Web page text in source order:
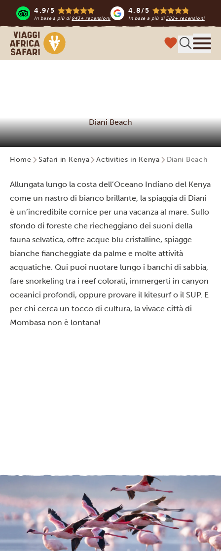
4.9/5
In base a più di 943+ recensioni
4.8/5
In base a più di582+ recensioni
Viaggi Africa Safari
Diani Beach
Home Safari in Kenya Activities in Kenya Diani Beach
Allungata lungo la costa dell’Oceano Indiano del Kenya
come un nastro di bianco brillante, la spiaggia di Diani
è un’incredibile cornice per una vacanza al mare. Sullo
sfondo di foreste che riecheggiano dei suoni della
fauna selvatica, offre acque blu cristalline, spiagge
bianche fiancheggiate da palme e molte attività
acquatiche. Qui puoi nuotare lungo i banchi di sabbia,
fare snorkeling tra i reef colorati, immergerti in canyon
oceanici profondi, oppure provare il kitesurf o il SUP. E
per chi cerca un tocco di cultura, la vivace città di
Mombasa non è lontana!